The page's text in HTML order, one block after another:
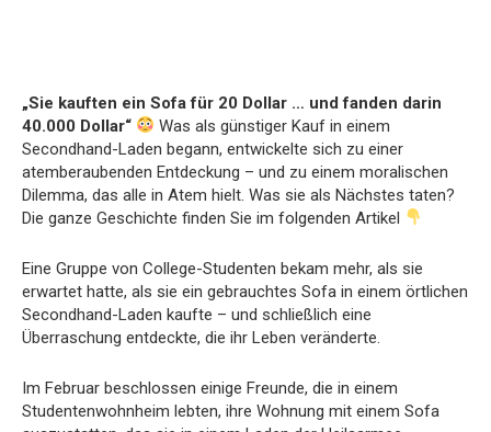
„Sie kauften ein Sofa für 20 Dollar … und fanden darin
40.000 Dollar“
Was als günstiger Kauf in einem
Secondhand-Laden begann, entwickelte sich zu einer
atemberaubenden Entdeckung – und zu einem moralischen
Dilemma, das alle in Atem hielt. Was sie als Nächstes taten?
Die ganze Geschichte finden Sie im folgenden Artikel
Eine Gruppe von College-Studenten bekam mehr, als sie
erwartet hatte, als sie ein gebrauchtes Sofa in einem örtlichen
Secondhand-Laden kaufte – und schließlich eine
Überraschung entdeckte, die ihr Leben veränderte.
Im Februar beschlossen einige Freunde, die in einem
Studentenwohnheim lebten, ihre Wohnung mit einem Sofa